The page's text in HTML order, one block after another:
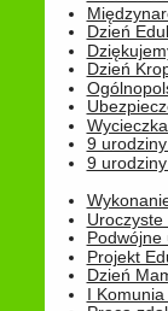
Dzień
Dzień
9
9
Podwójne
Projekt
Dzień
I